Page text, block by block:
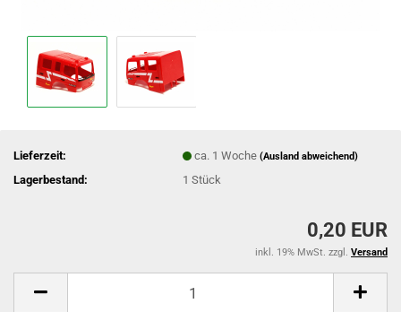
Lieferzeit: ca. 1 Woche(Ausland abweichend)
Lagerbestand: 1Stück
0,20 EUR
inkl. 19% MwSt. zzgl. Versand